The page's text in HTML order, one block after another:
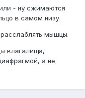
- ну сжимаются
в самом низу.
мышцы.
влагалища,
а не